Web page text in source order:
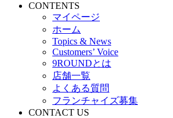
CONTENTS
マイページ
ホーム
Topics & News
Customers’ Voice
9ROUNDとは
店舗一覧
よくある質問
フランチャイズ募集
CONTACT US